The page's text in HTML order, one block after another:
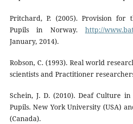
Pritchard, P. (2005). Provision for
Pupils in Norway. http://
January, 2014).
Robson, C. (1993). Real world
scientists and Practitioner
Schein, J. D. (2010). Deaf Culture
Pupils. New York University (USA)
(Canada).